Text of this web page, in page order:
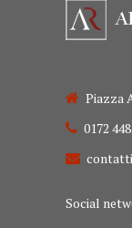
Piazza
0172
Social